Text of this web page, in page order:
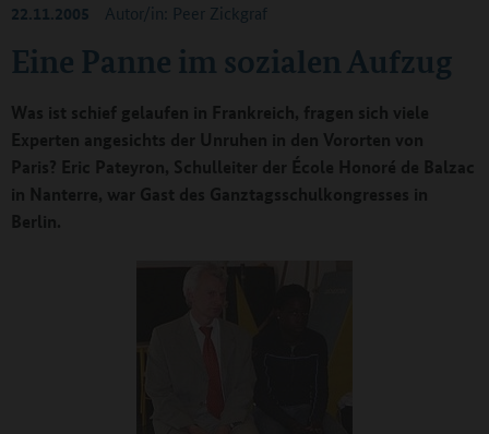
Eine Panne im sozialen Aufzug
22.11.2005 Autor/in: Peer Zickgraf
Was ist schief gelaufen in Frankreich, fragen sich viele
Experten angesichts der Unruhen in den Vororten von
Paris? Eric Pateyron, Schulleiter der École Honoré de Balzac
in Nanterre, war Gast des Ganztagsschulkongresses in
Berlin.